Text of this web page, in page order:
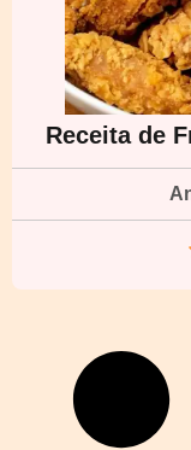
Receita de